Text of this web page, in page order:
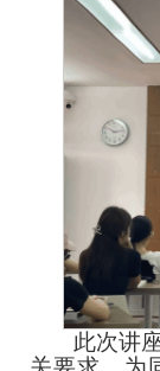
此次讲